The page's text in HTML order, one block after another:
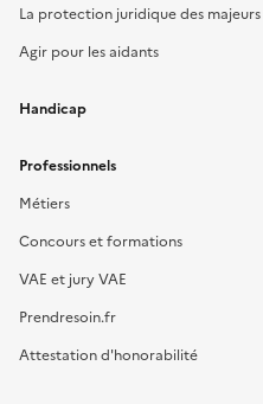
La protection juridique des majeurs
Agir pour les aidants
Handicap
Professionnels
Métiers
Concours et formations
VAE et jury VAE
Prendresoin.fr
Attestation d'honorabilité